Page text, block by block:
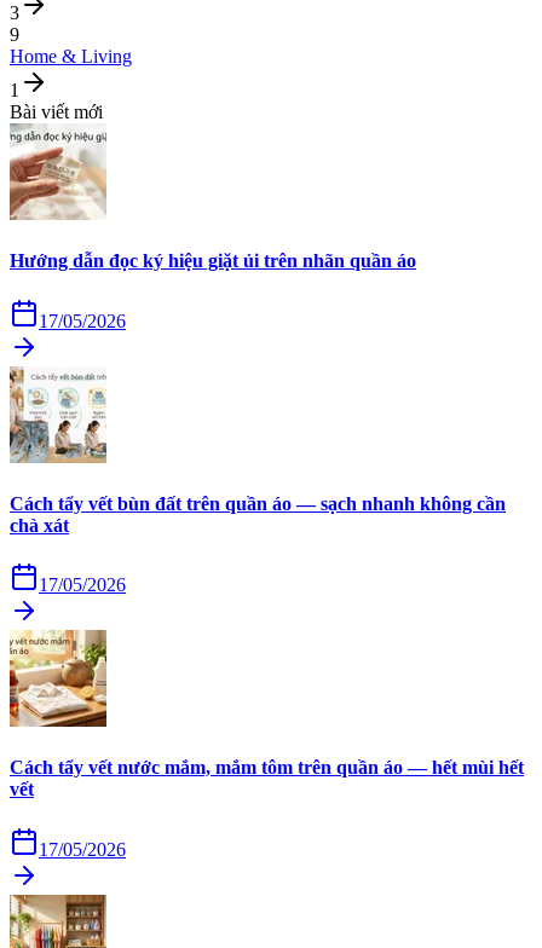
3
9
Home & Living
1
Bài viết mới
Hướng dẫn đọc ký hiệu giặt ủi trên nhãn quần áo
17/05/2026
Cách tẩy vết bùn đất trên quần áo — sạch nhanh không cần
chà xát
17/05/2026
Cách tẩy vết nước mắm, mắm tôm trên quần áo — hết mùi hết
vết
17/05/2026